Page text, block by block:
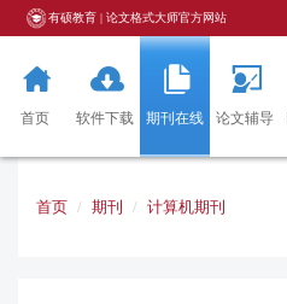
有硕教育 | 论文格式大师官方网站
首页 软件下载 期刊在线 论文辅导
首页 期刊 计算机期刊